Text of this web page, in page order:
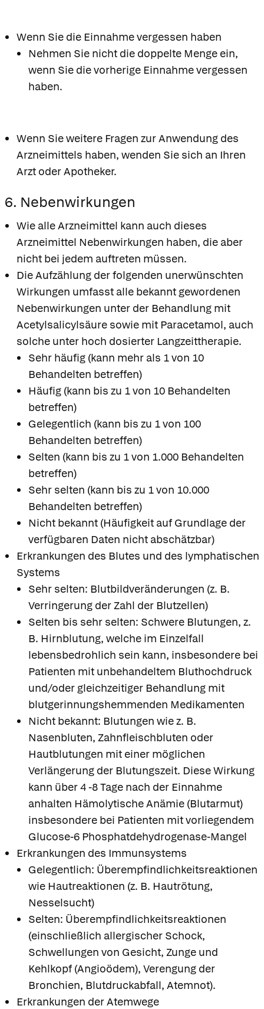
Wenn Sie die Einnahme vergessen haben
Nehmen Sie nicht die doppelte Menge ein,
wenn Sie die vorherige Einnahme vergessen
haben.
Wenn Sie weitere Fragen zur Anwendung des
Arzneimittels haben, wenden Sie sich an Ihren
Arzt oder Apotheker.
6. Nebenwirkungen
Wie alle Arzneimittel kann auch dieses
Arzneimittel Nebenwirkungen haben, die aber
nicht bei jedem auftreten müssen.
Die Aufzählung der folgenden unerwünschten
Wirkungen umfasst alle bekannt gewordenen
Nebenwirkungen unter der Behandlung mit
Acetylsalicylsäure sowie mit Paracetamol, auch
solche unter hoch dosierter Langzeittherapie.
Sehr häufig (kann mehr als 1 von 10
Behandelten betreffen)
Häufig (kann bis zu 1 von 10 Behandelten
betreffen)
Gelegentlich (kann bis zu 1 von 100
Behandelten betreffen)
Selten (kann bis zu 1 von 1.000 Behandelten
betreffen)
Sehr selten (kann bis zu 1 von 10.000
Behandelten betreffen)
Nicht bekannt (Häufigkeit auf Grundlage der
verfügbaren Daten nicht abschätzbar)
Erkrankungen des Blutes und des lymphatischen
Systems
Sehr selten: Blutbildveränderungen (z. B.
Verringerung der Zahl der Blutzellen)
Selten bis sehr selten: Schwere Blutungen, z.
B. Hirnblutung, welche im Einzelfall
lebensbedrohlich sein kann, insbesondere bei
Patienten mit unbehandeltem Bluthochdruck
und/oder gleichzeitiger Behandlung mit
blutgerinnungshemmenden Medikamenten
Nicht bekannt: Blutungen wie z. B.
Nasenbluten, Zahnfleischbluten oder
Hautblutungen mit einer möglichen
Verlängerung der Blutungszeit. Diese Wirkung
kann über 4 -8 Tage nach der Einnahme
anhalten Hämolytische Anämie (Blutarmut)
insbesondere bei Patienten mit vorliegendem
Glucose-6 Phosphatdehydrogenase-Mangel
Erkrankungen des Immunsystems
Gelegentlich: Überempfindlichkeitsreaktionen
wie Hautreaktionen (z. B. Hautrötung,
Nesselsucht)
Selten: Überempfindlichkeitsreaktionen
(einschließlich allergischer Schock,
Schwellungen von Gesicht, Zunge und
Kehlkopf (Angioödem), Verengung der
Bronchien, Blutdruckabfall, Atemnot).
Erkrankungen der Atemwege